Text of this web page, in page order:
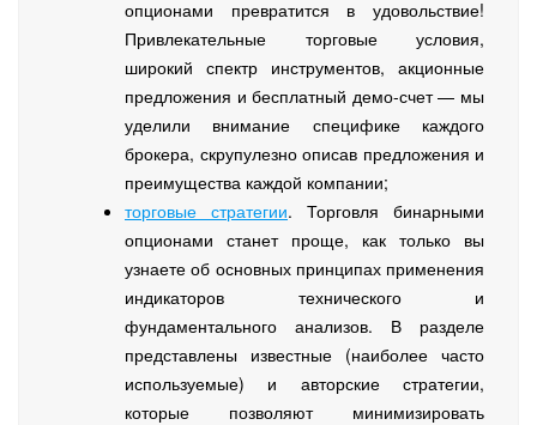
опционами превратится в удовольствие!
Привлекательные торговые условия,
широкий спектр инструментов, акционные
предложения и бесплатный демо-счет — мы
уделили внимание специфике каждого
брокера, скрупулезно описав предложения и
преимущества каждой компании;
торговые стратегии. Торговля бинарными
опционами станет проще, как только вы
узнаете об основных принципах применения
индикаторов технического и
фундаментального анализов. В разделе
представлены известные (наиболее часто
используемые) и авторские стратегии,
которые позволяют минимизировать